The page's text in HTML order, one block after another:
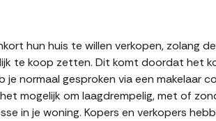
hun huis te willen verkopen, zolang
te koop zetten. Dit komt doordat het
je normaal gesproken via een makelaar
mogelijk om laagdrempelig, met of
in je woning. Kopers en verkopers